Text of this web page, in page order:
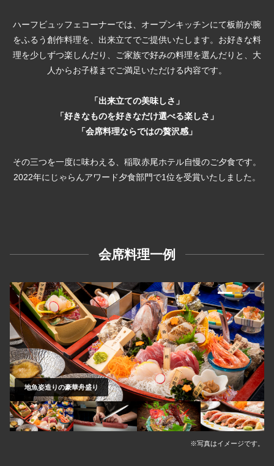
ハーフビュッフェコーナーでは、オープンキッチンにて板前が腕
をふるう創作料理を、出来立てでご提供いたします。お好きな料
理を少しずつ楽しんだり、ご家族で好みの料理を選んだりと、大
人からお子様までご満足いただける内容です。
「出来立ての美味しさ」
「好きなものを好きなだけ選べる楽しさ」
「会席料理ならではの贅沢感」
その三つを一度に味わえる、稲取赤尾ホテル自慢のご夕食です。
2022年にじゃらんアワード夕食部門で1位を受賞いたしました。
会席料理一例
地魚姿造りの豪華舟盛り
※写真はイメージです。